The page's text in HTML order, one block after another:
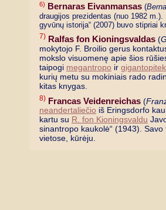
6) Bernaras Eivanmansas (
draugijos prezidentas (nuo 1982
gyvūnų istorija“ (2007) buvo stipriai
7) Ralfas fon Kioningsvaldas (
mokytojo F. Broilio gerus
mokslo visuomenę apie šios
taipogi megantropo ir
kurių metu su mokiniais rado
kitas knygas.
8) Francas Veidenreichas (
neandertaliečio iš Eringsdorfo
kartu su R. fon Kioningsvaldu
sinantropo kaukolė“ (1943).
vietose, kūrėju.